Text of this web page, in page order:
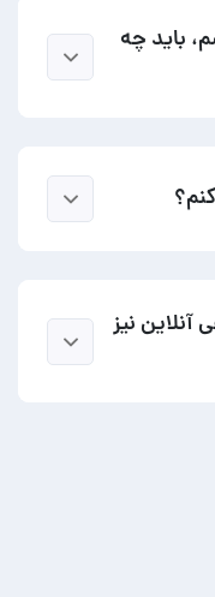
باید چه
آنلاین نیز